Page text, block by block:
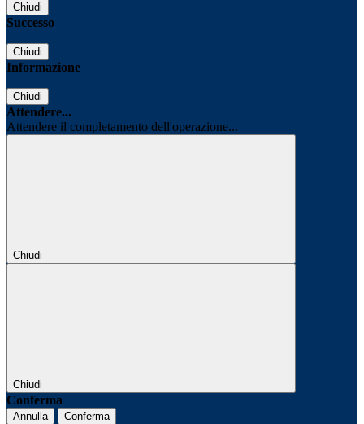
Chiudi
Successo
Chiudi
Informazione
Chiudi
Attendere...
Attendere il completamento dell'operazione...
Chiudi
Chiudi
Conferma
Annulla Conferma